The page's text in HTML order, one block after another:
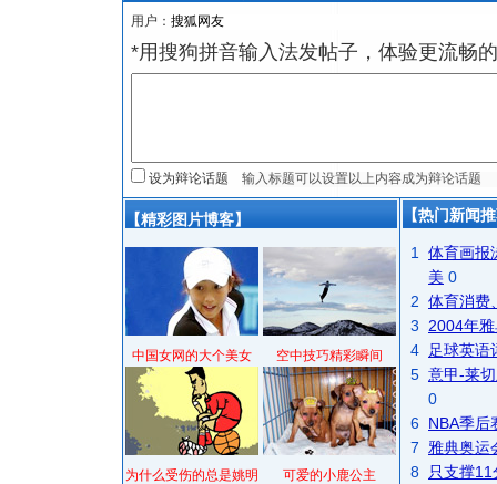
用户：
*用搜狗拼音输入法发帖子，体验更流畅
设为辩论话题
【精彩图片博客】
中国女网的大个美女 空中技巧精彩瞬间
为什么受伤的总是姚明 可爱的小鹿公主
【热门新闻
1
体育画报
美 0
2 体育消费
3
2004年
4
足球英语
5 意甲-莱
0
6 NBA季后
7
雅典奥运
8
只支撑